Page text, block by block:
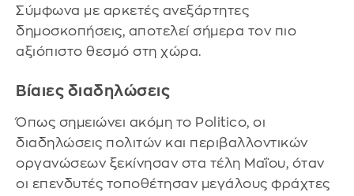
Σύμφωνα με αρκετές ανεξάρτητες
δημοσκοπήσεις, αποτελεί σήμερα τον πιο
αξιόπιστο θεσμό στη χώρα.
Βίαιες διαδηλώσεις
Όπως σημειώνει ακόμη το Politico, οι
διαδηλώσεις πολιτών και περιβαλλοντικών
οργανώσεων ξεκίνησαν στα τέλη Μαΐου, όταν
οι επενδυτές τοποθέτησαν μεγάλους φράχτες